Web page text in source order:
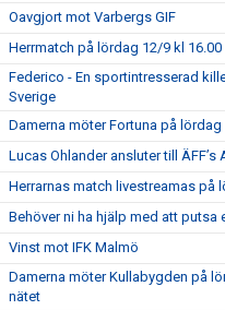
Oavgjort mot Varbergs GIF
Herrmatch på lördag 12/9 kl
Federico - En sportintresserad
Sverige
Damerna möter Fortuna på lördag
Lucas Ohlander ansluter till ÄFF’s
Herrarnas match livestreamas på
Behöver ni ha hjälp med att putsa
Vinst mot IFK Malmö
Damerna möter Kullabygden på
nätet